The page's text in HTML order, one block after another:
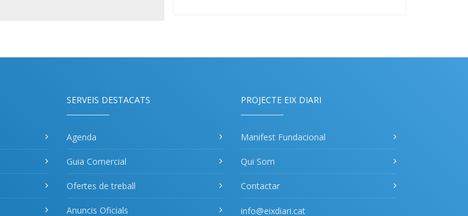
SERVEIS DESTACATS
Agenda
Guia Comercial
Ofertes de treball
Anuncis Oficials
PROJECTE EIX DIARI
Manifest Fundacional
Qui Som
Contactar
info@eixdiari.cat